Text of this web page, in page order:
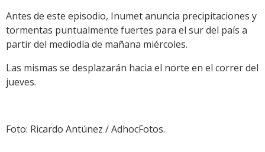
Antes de este episodio, Inumet anuncia precipitaciones y
tormentas puntualmente fuertes para el sur del país a
partir del mediodía de mañana miércoles.
Las mismas se desplazarán hacia el norte en el correr del
jueves.
Foto: Ricardo Antúnez / AdhocFotos.